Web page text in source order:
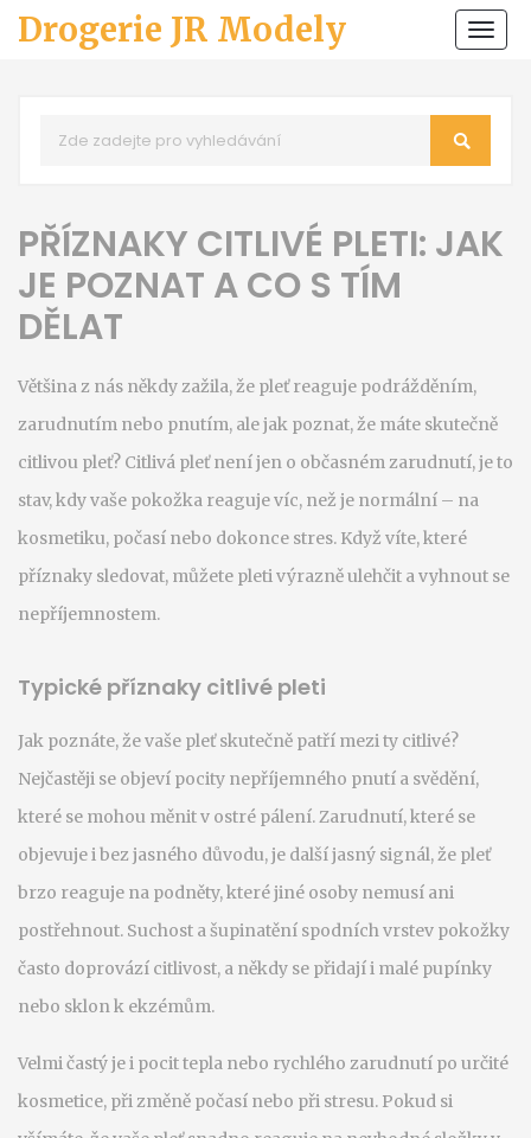
Drogerie JR Modely
PŘÍZNAKY CITLIVÉ PLETI: JAK
JE POZNAT A CO S TÍM
DĚLAT
Většina z nás někdy zažila, že pleť reaguje podrážděním,
zarudnutím nebo pnutím, ale jak poznat, že máte skutečně
citlivou pleť? Citlivá pleť není jen o občasném zarudnutí, je to
stav, kdy vaše pokožka reaguje víc, než je normální – na
kosmetiku, počasí nebo dokonce stres. Když víte, které
příznaky sledovat, můžete pleti výrazně ulehčit a vyhnout se
nepříjemnostem.
Typické příznaky citlivé pleti
Jak poznáte, že vaše pleť skutečně patří mezi ty citlivé?
Nejčastěji se objeví pocity nepříjemného pnutí a svědění,
které se mohou měnit v ostré pálení. Zarudnutí, které se
objevuje i bez jasného důvodu, je další jasný signál, že pleť
brzo reaguje na podněty, které jiné osoby nemusí ani
postřehnout. Suchost a šupinatění spodních vrstev pokožky
často doprovází citlivost, a někdy se přidají i malé pupínky
nebo sklon k ekzémům.
Velmi častý je i pocit tepla nebo rychlého zarudnutí po určité
kosmetice, při změně počasí nebo při stresu. Pokud si